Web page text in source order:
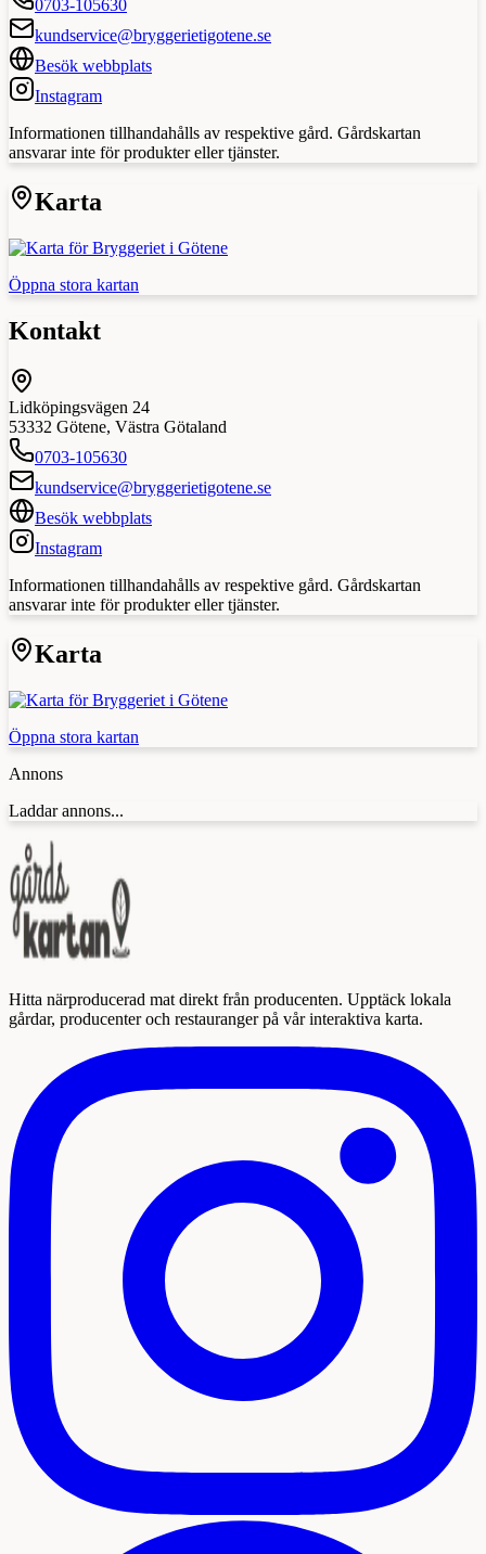
0703-105630
kundservice@bryggerietigotene.se
Besök webbplats
Instagram
Informationen tillhandahålls av respektive gård. Gårdskartan
ansvarar inte för produkter eller tjänster.
Karta
Öppna stora kartan
Kontakt
Lidköpingsvägen 24
53332 Götene, Västra Götaland
0703-105630
kundservice@bryggerietigotene.se
Besök webbplats
Instagram
Informationen tillhandahålls av respektive gård. Gårdskartan
ansvarar inte för produkter eller tjänster.
Karta
Öppna stora kartan
Annons
Laddar annons...
Hitta närproducerad mat direkt från producenten. Upptäck lokala
gårdar, producenter och restauranger på vår interaktiva karta.